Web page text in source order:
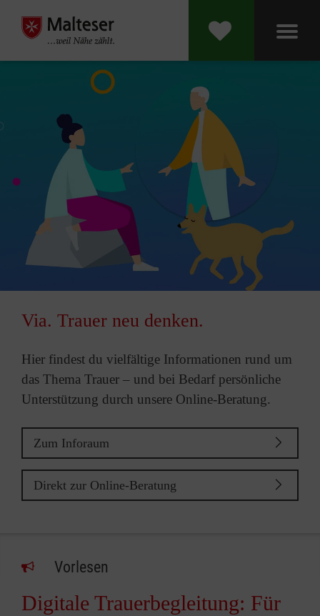
Via. Trauer neu denken.
Hier findest du vielfältige Informationen rund um
das Thema Trauer – und bei Bedarf persönliche
Unterstützung durch unsere Online-Beratung.
Zum Inforaum
Direkt zur Online-Beratung
Vorlesen
Digitale Trauerbegleitung: Für